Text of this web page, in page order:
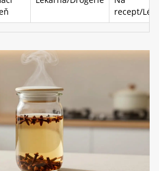
recept/